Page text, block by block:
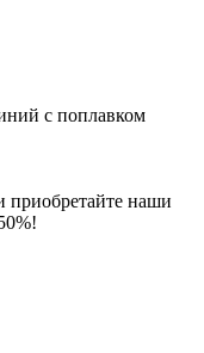
с поплавком
приобретайте наши